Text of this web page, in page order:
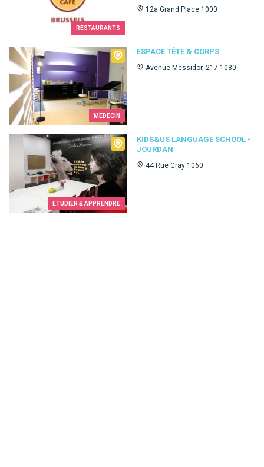
RESTAURANTS
12a Grand Place 1000
MÉDECIN
ESPACE TÊTE & CORPS
Avenue Messidor, 217 1080
Espace Tête & Corps
ETUDIER & APPRENDRE
KIDS&US LANGUAGE SCHOOL -
JOURDAN
44 Rue Gray 1060
Kids&Us language school - Jourdan